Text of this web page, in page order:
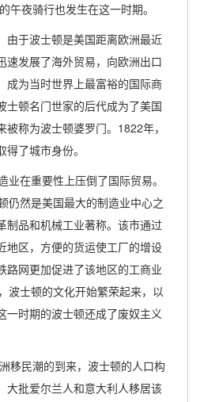
午夜骑行也发生在这一时期。
由于波士顿是美国距离欧洲最近
速发展了海外贸易，向欧洲出口
成为当时世界上最富裕的国际商
士顿名门世家的后代成为了美国
称为波士顿婆罗门。1822年，
了城市身份。
业在重要性上压倒了国际贸易。
仍然是美国最大的制造业中心之
制品和机械工业著称。该市通过
地区，方便的货运使工厂的增设
路网更加促进了该地区的工商业
波士顿的文化开始繁荣起来，以
一时期的波士顿还成了废奴主义
移民潮的到来，波士顿的人口构
大批爱尔兰人和意大利人移居该